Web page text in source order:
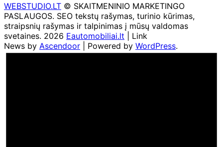
WEBSTUDIO.LT © SKAITMENINIO MARKETINGO
PASLAUGOS. SEO tekstų rašymas, turinio kūrimas,
straipsnių rašymas ir talpinimas į mūsų valdomas
svetaines. 2026 Eautomobiliai.lt | Link
News by Ascendoor | Powered by WordPress.